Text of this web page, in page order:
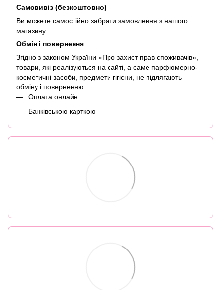
Самовивіз (безкоштовно)
Ви можете самостійно забрати замовлення з нашого
магазину.
Обмін і повернення
Згідно з законом України «Про захист прав споживачів»,
товари, які реалізуються на сайті, а саме парфюмерно-
косметичні засоби, предмети гігієни, не підлягають
обміну і поверненню.
Оплата онлайн
Банківською карткою